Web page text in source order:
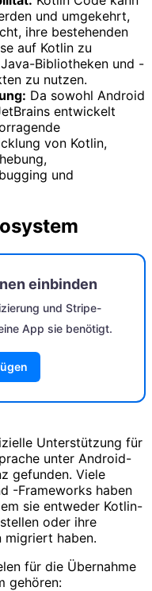
und umgekehrt,
ihre bestehenden
auf Kotlin zu
Bibliotheken und -
zu nutzen.
Da sowohl Android
entwickelt
von Kotlin,
und
einbinden
und Stripe-
App sie benötigt.
Unterstützung für
unter Android-
gefunden. Viele
-Frameworks haben
sie entweder Kotlin-
oder ihre
migriert haben.
für die Übernahme
gehören: